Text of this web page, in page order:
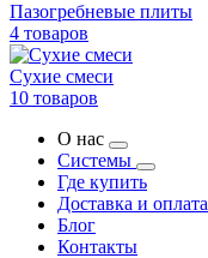
Пазогребневые плиты
4 товаров
Сухие смеси
10 товаров
О нас
Системы
Где купить
Доставка и оплата
Блог
Контакты